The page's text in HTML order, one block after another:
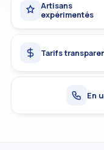
Artisans
expérimentés
Tarifs
En